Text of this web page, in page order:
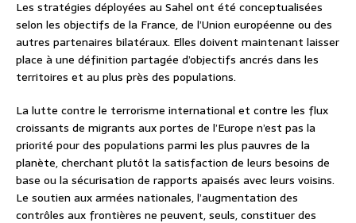
Les stratégies déployées au Sahel ont été conceptualisées
selon les objectifs de la France, de l’Union européenne ou des
autres partenaires bilatéraux. Elles doivent maintenant laisser
place à une définition partagée d’objectifs ancrés dans les
territoires et au plus près des populations.
La lutte contre le terrorisme international et contre les flux
croissants de migrants aux portes de l’Europe n’est pas la
priorité pour des populations parmi les plus pauvres de la
planète, cherchant plutôt la satisfaction de leurs besoins de
base ou la sécurisation de rapports apaisés avec leurs voisins.
Le soutien aux armées nationales, l’augmentation des
contrôles aux frontières ne peuvent, seuls, constituer des